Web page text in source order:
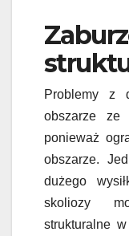
Problemy z
obszarze ze
ponieważ
obszarze.
dużego
skoliozy
strukturalne